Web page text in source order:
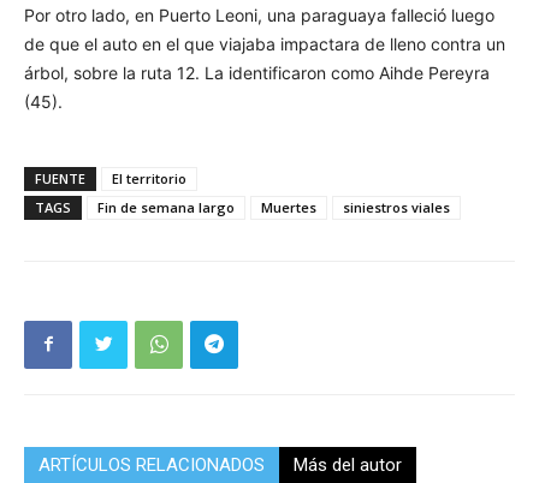
Por otro lado, en Puerto Leoni, una paraguaya falleció luego
de que el auto en el que viajaba impactara de lleno contra un
árbol, sobre la ruta 12. La identificaron como Aihde Pereyra
(45).
FUENTE
El territorio
TAGS
Fin de semana largo Muertes siniestros viales
ARTÍCULOS RELACIONADOS Más del autor